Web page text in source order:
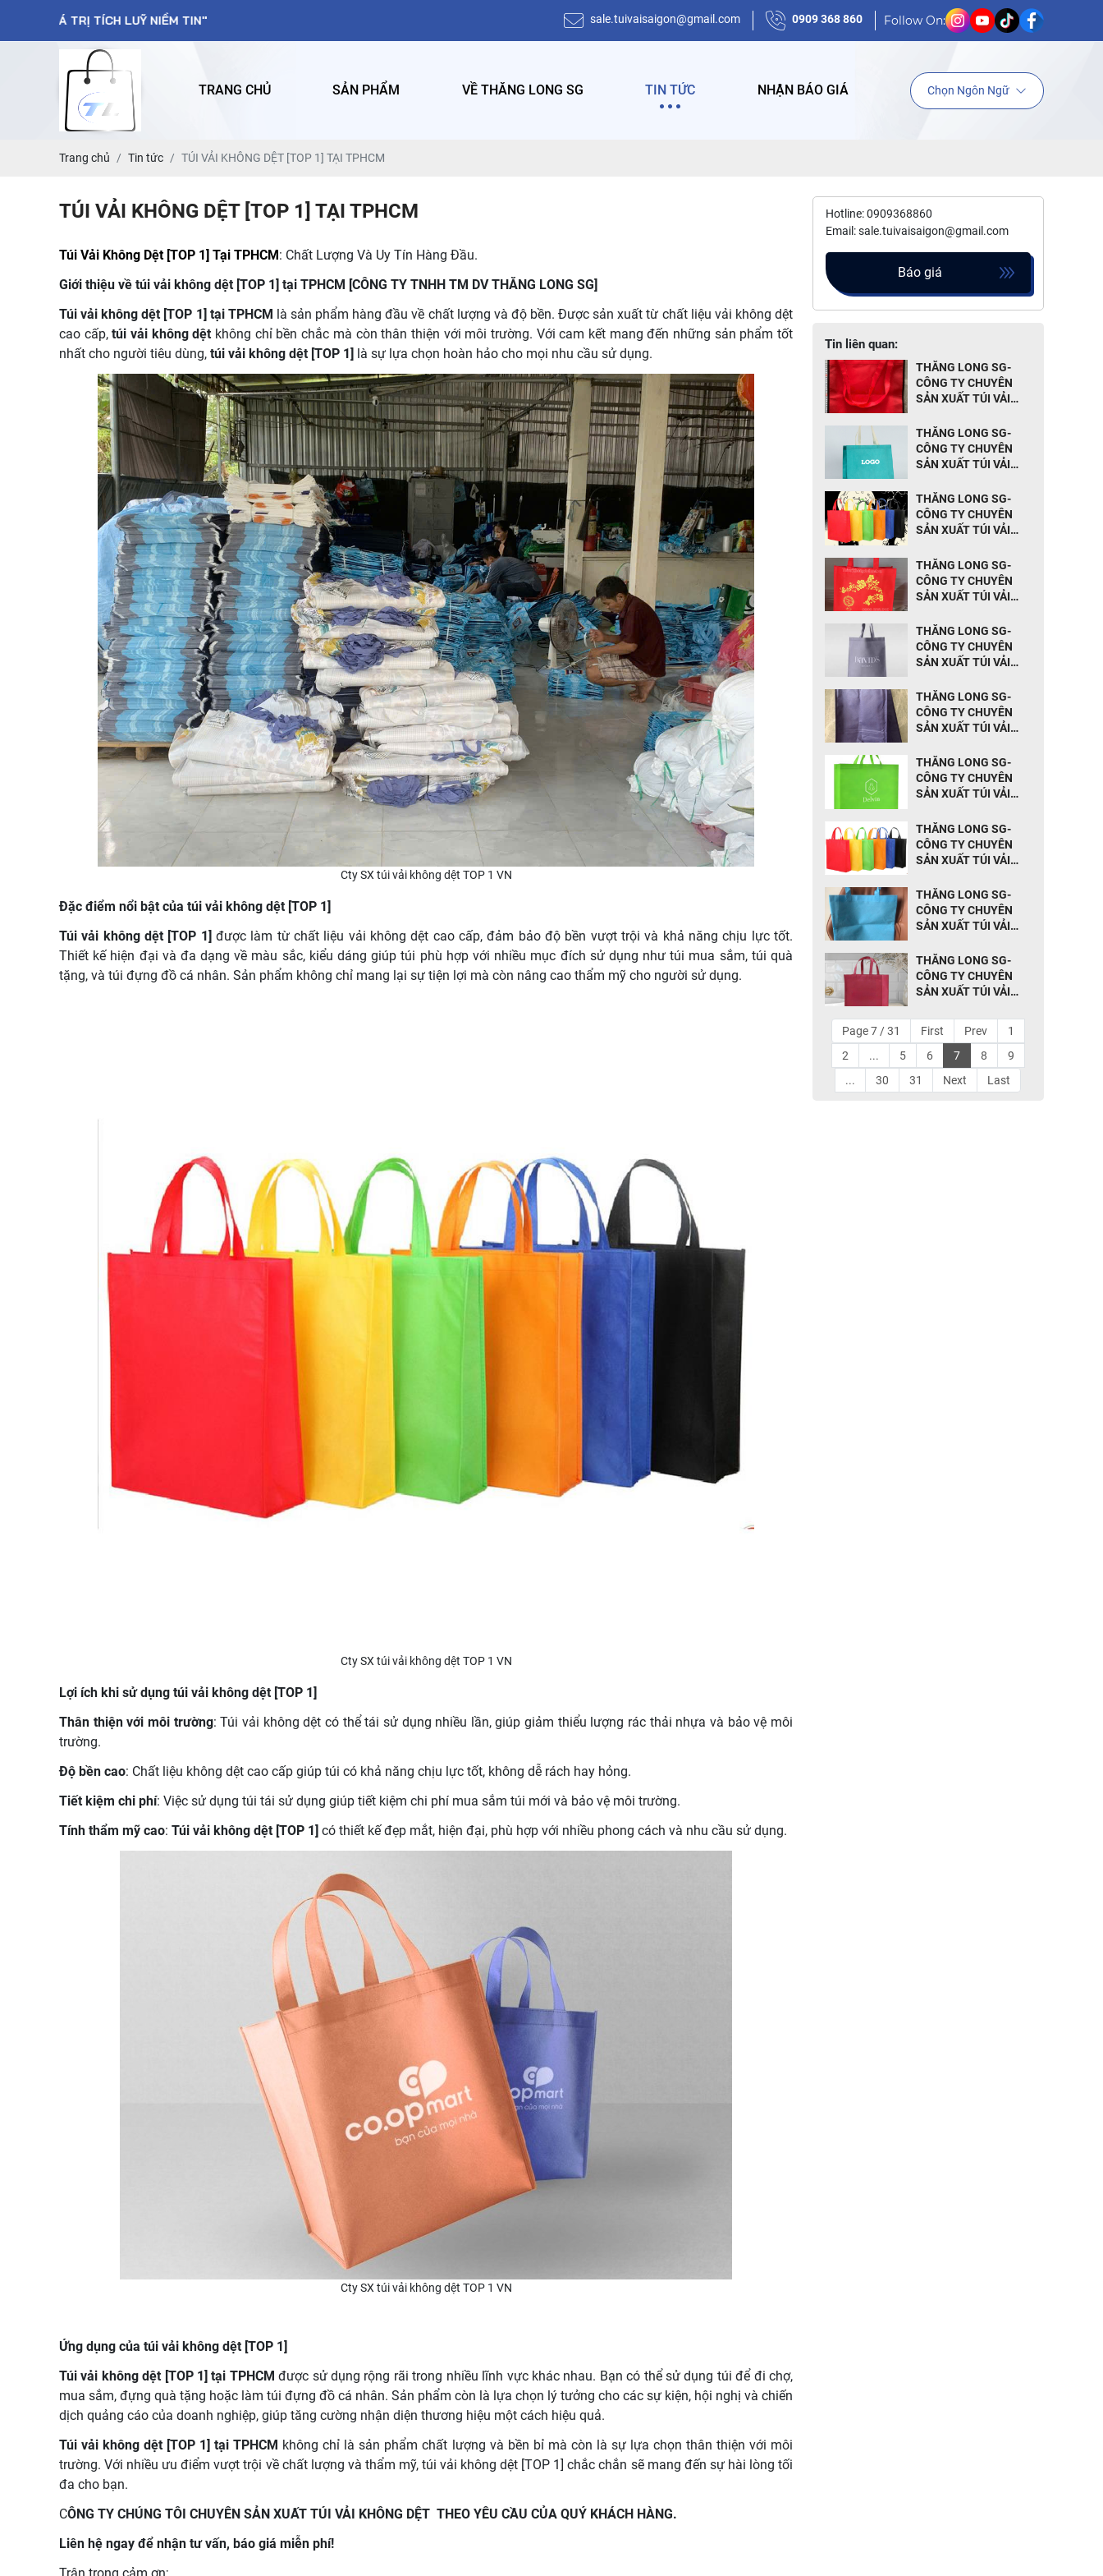
TÍCH LUỸ NIỀM TIN" sale.tuivaisaigon@gmail.com 0909 368 860 Follow On:
TRANG CHỦ SẢN PHẨM VỀ THĂNG LONG SG TIN TỨC NHẬN BÁO GIÁ Chọn Ngôn Ngữ
Trang chủ Tin tức TÚI VẢI KHÔNG DỆT [TOP 1] TẠI TPHCM
TÚI VẢI KHÔNG DỆT [TOP 1] TẠI TPHCM
Túi Vải Không Dệt [TOP 1] Tại TPHCM: Chất Lượng Và Uy Tín Hàng Đầu.
Giới thiệu về túi vải không dệt [TOP 1] tại TPHCM [CÔNG TY TNHH TM DV THĂNG LONG SG]
Túi vải không dệt [TOP 1] tại TPHCM là sản phẩm hàng đầu về chất lượng và độ bền. Được sản xuất từ chất liệu vải không dệt
cao cấp,túi vải không dệt không chỉ bền chắc mà còn thân thiện với môi trường. Với cam kết mang đến những sản phẩm tốt
nhất cho người tiêu dùng, túi vải không dệt [TOP 1] là sự lựa chọn hoàn hảo cho mọi nhu cầu sử dụng.
Cty SX túi vải không dệt TOP 1 VN
Đặc điểm nổi bật của túi vải không dệt [TOP 1]
Túi vải không dệt [TOP 1] được làm từ chất liệu vải không dệt cao cấp, đảm bảo độ bền vượt trội và khả năng chịu lực tốt.
Thiết kế hiện đại và đa dạng về màu sắc, kiểu dáng giúp túi phù hợp với nhiều mục đích sử dụng như túi mua sắm, túi quà
tặng, và túi đựng đồ cá nhân. Sản phẩm không chỉ mang lại sự tiện lợi mà còn nâng cao thẩm mỹ cho người sử dụng.
Cty SX túi vải không dệt TOP 1 VN
Lợi ích khi sử dụng túi vải không dệt [TOP 1]
Thân thiện với môi trường: Túi vải không dệt có thể tái sử dụng nhiều lần, giúp giảm thiểu lượng rác thải nhựa và bảo vệ môi
trường.
Độ bền cao: Chất liệu không dệt cao cấp giúp túi có khả năng chịu lực tốt, không dễ rách hay hỏng.
Tiết kiệm chi phí: Việc sử dụng túi tái sử dụng giúp tiết kiệm chi phí mua sắm túi mới và bảo vệ môi trường.
Tính thẩm mỹ cao: Túi vải không dệt [TOP 1] có thiết kế đẹp mắt, hiện đại, phù hợp với nhiều phong cách và nhu cầu sử dụng.
Cty SX túi vải không dệt TOP 1 VN
Ứng dụng của túi vải không dệt [TOP 1]
Túi vải không dệt [TOP 1] tại TPHCM được sử dụng rộng rãi trong nhiều lĩnh vực khác nhau. Bạn có thể sử dụng túi để đi chợ,
mua sắm, đựng quà tặng hoặc làm túi đựng đồ cá nhân. Sản phẩm còn là lựa chọn lý tưởng cho các sự kiện, hội nghị và chiến
dịch quảng cáo của doanh nghiệp, giúp tăng cường nhận diện thương hiệu một cách hiệu quả.
Túi vải không dệt [TOP 1] tại TPHCM không chỉ là sản phẩm chất lượng và bền bỉ mà còn là sự lựa chọn thân thiện với môi
trường. Với nhiều ưu điểm vượt trội về chất lượng và thẩm mỹ, túi vải không dệt [TOP 1] chắc chắn sẽ mang đến sự hài lòng tối
đa cho bạn.
CÔNG TY CHÚNG TÔI CHUYÊN SẢN XUẤT TÚI VẢI KHÔNG DỆT THEO YÊU CẦU CỦA QUÝ KHÁCH HÀNG.
Liên hệ ngay để nhận tư vấn, báo giá miễn phí!
Hotline: 0909368860
Email: sale.tuivaisaigon@gmail.com
Báo giá
Tin liên quan:
THĂNG LONG SG-
CÔNG TY CHUYÊN
SẢN XUẤT TÚI VẢI
NINH
THĂNG LONG SG-
CÔNG TY CHUYÊN
SẢN XUẤT TÚI VẢI
ĐỒNG NAI
THĂNG LONG SG-
CÔNG TY CHUYÊN
SẢN XUẤT TÚI VẢI
DƯƠNG
THĂNG LONG SG-
CÔNG TY CHUYÊN
SẢN XUẤT TÚI VẢI
GIANG
THĂNG LONG SG-
CÔNG TY CHUYÊN
SẢN XUẤT TÚI VẢI
THƠ
THĂNG LONG SG-
CÔNG TY CHUYÊN
SẢN XUẤT TÚI VẢI
ĐỒNG THÁP
THĂNG LONG SG-
CÔNG TY CHUYÊN
SẢN XUẤT TÚI VẢI
LONG
THĂNG LONG SG-
CÔNG TY CHUYÊN
SẢN XUẤT TÚI VẢI
GIANG
THĂNG LONG SG-
CÔNG TY CHUYÊN
SẢN XUẤT TÚI VẢI
LONG AN
THĂNG LONG SG-
CÔNG TY CHUYÊN
SẢN XUẤT TÚI VẢI
PHƯỚC
Page 7 / 31 First Prev
1
2
... 5 6 7 8
9
...
30 31 Next Last